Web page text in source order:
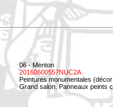
06 - Menton
20160600557NUC2A
Peintures monumentales
Grand salon. Panneaux peints